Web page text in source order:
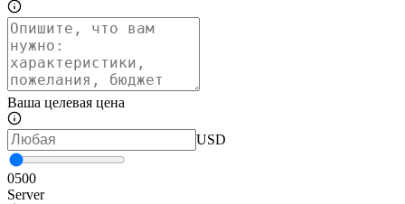
Ваша целевая цена
USD
0500
Server